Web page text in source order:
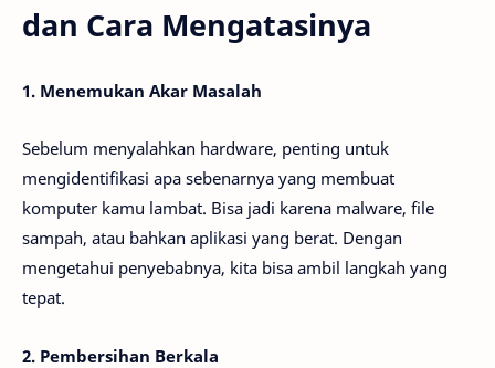
dan Cara Mengatasinya
1. Menemukan Akar Masalah
Sebelum menyalahkan hardware, penting untuk
mengidentifikasi apa sebenarnya yang membuat
komputer kamu lambat. Bisa jadi karena malware, file
sampah, atau bahkan aplikasi yang berat. Dengan
mengetahui penyebabnya, kita bisa ambil langkah yang
tepat.
2. Pembersihan Berkala